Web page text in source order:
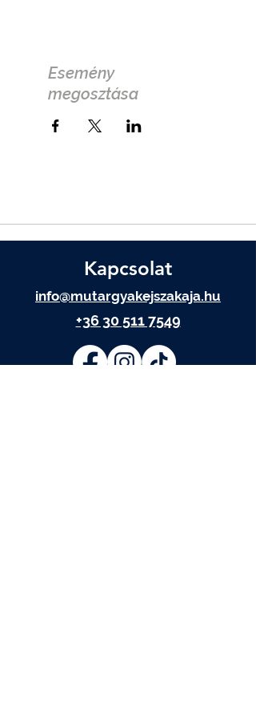
Esemény
megosztása
Kapcsolat
info@mutargyakejszakaja.hu
+36 30 511 7549